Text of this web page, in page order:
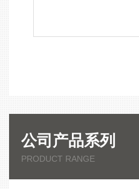
公司产品系列
PRODUCT RANGE